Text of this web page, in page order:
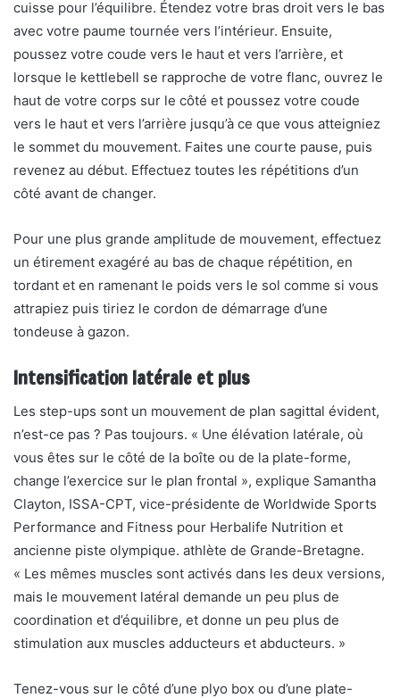
cuisse pour l’équilibre. Étendez votre bras droit vers le bas
avec votre paume tournée vers l’intérieur. Ensuite,
poussez votre coude vers le haut et vers l’arrière, et
lorsque le kettlebell se rapproche de votre flanc, ouvrez le
haut de votre corps sur le côté et poussez votre coude
vers le haut et vers l’arrière jusqu’à ce que vous atteigniez
le sommet du mouvement. Faites une courte pause, puis
revenez au début. Effectuez toutes les répétitions d’un
côté avant de changer.
Pour une plus grande amplitude de mouvement, effectuez
un étirement exagéré au bas de chaque répétition, en
tordant et en ramenant le poids vers le sol comme si vous
attrapiez puis tiriez le cordon de démarrage d’une
tondeuse à gazon.
Intensification latérale et plus
Les step-ups sont un mouvement de plan sagittal évident,
n’est-ce pas ? Pas toujours. « Une élévation latérale, où
vous êtes sur le côté de la boîte ou de la plate-forme,
change l’exercice sur le plan frontal », explique Samantha
Clayton, ISSA-CPT, vice-présidente de Worldwide Sports
Performance and Fitness pour Herbalife Nutrition et
ancienne piste olympique. athlète de Grande-Bretagne.
« Les mêmes muscles sont activés dans les deux versions,
mais le mouvement latéral demande un peu plus de
coordination et d’équilibre, et donne un peu plus de
stimulation aux muscles adducteurs et abducteurs. »
Tenez-vous sur le côté d’une plyo box ou d’une plate-